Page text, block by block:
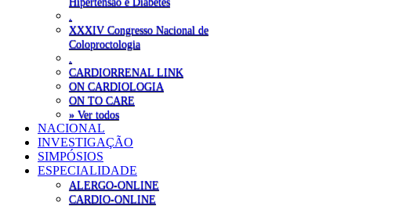
XXXIV Congresso Nacional de
Coloproctologia
CARDIORRENAL LINK
ON CARDIOLOGIA
ON TO CARE
» Ver todos
NACIONAL
INVESTIGAÇÃO
SIMPÓSIOS
ESPECIALIDADE
ALERGO-ONLINE
CARDIO-ONLINE